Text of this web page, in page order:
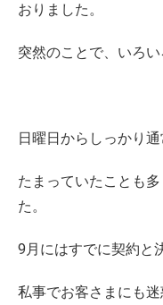
おりました。
突然のことで、いろ
日曜日からしっかり
たまっていたことも
た。
9月にはすでに契約と
私事でお客さまにも迷